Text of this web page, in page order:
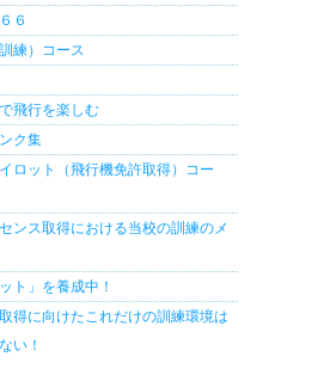
６
練）コース
飛行を楽しむ
ク集
ロット（飛行機免許取得）コー
ンス取得における当校の訓練のメ
ト」を養成中！
得に向けたこれだけの訓練環境は
い！